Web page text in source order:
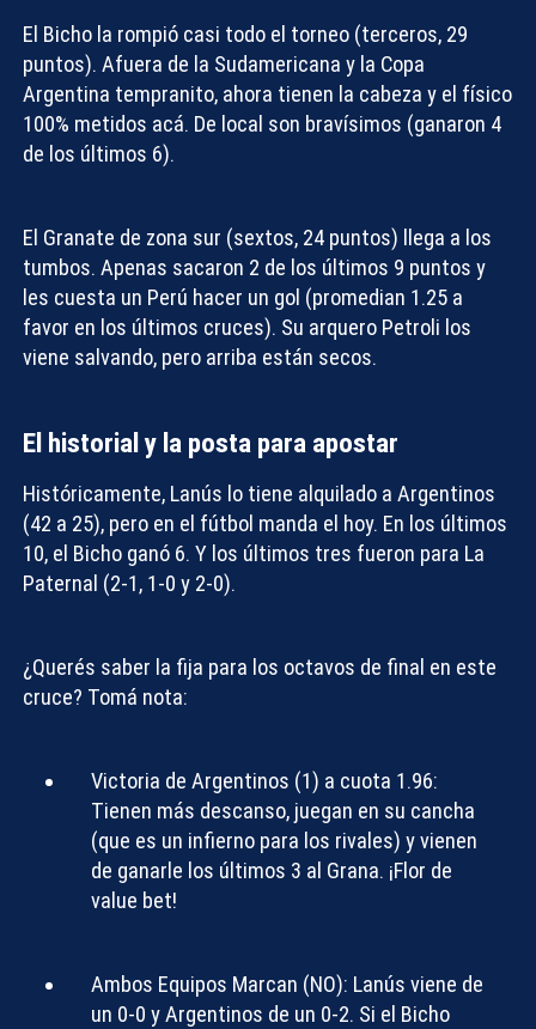
El Bicho la rompió casi todo el torneo (terceros, 29
puntos). Afuera de la Sudamericana y la Copa
Argentina tempranito, ahora tienen la cabeza y el físico
100% metidos acá. De local son bravísimos (ganaron 4
de los últimos 6).
El Granate de zona sur (sextos, 24 puntos) llega a los
tumbos. Apenas sacaron 2 de los últimos 9 puntos y
les cuesta un Perú hacer un gol (promedian 1.25 a
favor en los últimos cruces). Su arquero Petroli los
viene salvando, pero arriba están secos.
El historial y la posta para apostar
Históricamente, Lanús lo tiene alquilado a Argentinos
(42 a 25), pero en el fútbol manda el hoy. En los últimos
10, el Bicho ganó 6. Y los últimos tres fueron para La
Paternal (2-1, 1-0 y 2-0).
¿Querés saber la fija para los octavos de final en este
cruce? Tomá nota:
Victoria de Argentinos (1) a cuota 1.96:
Tienen más descanso, juegan en su cancha
(que es un infierno para los rivales) y vienen
de ganarle los últimos 3 al Grana. ¡Flor de
value bet!
Ambos Equipos Marcan (NO): Lanús viene de
un 0-0 y Argentinos de un 0-2. Si el Bicho